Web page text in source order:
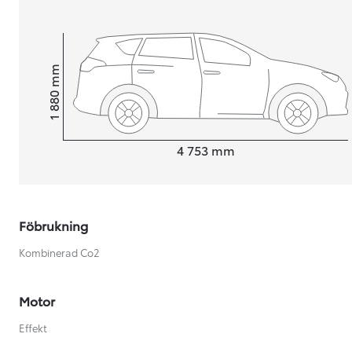
HYBRID
4 753 mm
Height1 880
mm
Föbrukning
Kombinerad Co2
Motor
Effekt